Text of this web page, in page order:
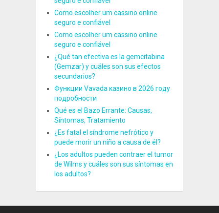
Como escolher um cassino online
seguro e confiável
Como escolher um cassino online
seguro e confiável
¿Qué tan efectiva es la gemcitabina
(Gemzar) y cuáles son sus efectos
secundarios?
Функции Vavada казино в 2026 году
подробности
Qué es el Bazo Errante: Causas,
Síntomas, Tratamiento
¿Es fatal el síndrome nefrótico y
puede morir un niño a causa de él?
¿Los adultos pueden contraer el tumor
de Wilms y cuáles son sus síntomas en
los adultos?